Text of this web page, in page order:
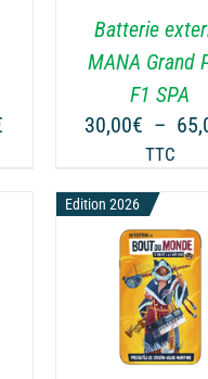
Batterie
MANA Grand
F1 SPA
30,00€ –
TTC
LES
PEUVENT
ÊTRE
SUR
LA
PAGE
DU
PRODUIT
Edition 2026
CHOIX DES
CE
PRODUIT
A
/